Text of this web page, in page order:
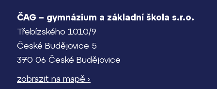
ČAG – gymnázium a základní škola s.r.o.
Třebízského 1010/9
České Budějovice 5
370 06 České Budějovice
zobrazit na mapě ›